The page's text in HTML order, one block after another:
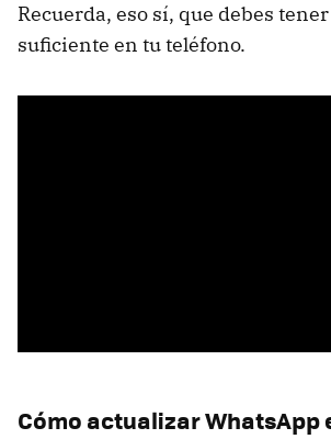
Recuerda, eso sí, que debes
suficiente en tu teléfono.
Cómo actualizar WhatsApp